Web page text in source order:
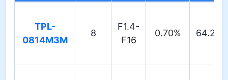
TPL-
0814M3M
8
F1.4-
F16
0.70% 64.26°